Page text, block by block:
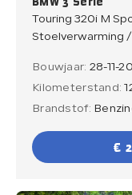
Touring 320i M
Stoelverwarming
Bouwjaar: 28-11-
Kilometerstand:
Brandstof:
€